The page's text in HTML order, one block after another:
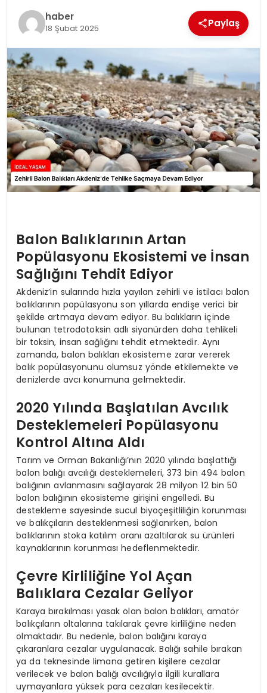
haber
18 Şubat 2025 Paylaş
Balon Balıklarının Artan
Popülasyonu Ekosistemi ve İnsan
Sağlığını Tehdit Ediyor
Akdeniz’in sularında hızla yayılan zehirli ve istilacı balon
balıklarının popülasyonu son yıllarda endişe verici bir
şekilde artmaya devam ediyor. Bu balıkların içinde
bulunan tetrodotoksin adlı siyanürden daha tehlikeli
bir toksin, insan sağlığını tehdit etmektedir. Aynı
zamanda, balon balıkları ekosisteme zarar vererek
balık popülasyonunu olumsuz yönde etkilemekte ve
denizlerde avcı konumuna gelmektedir.
2020 Yılında Başlatılan Avcılık
Desteklemeleri Popülasyonu
Kontrol Altına Aldı
Tarım ve Orman Bakanlığı’nın 2020 yılında başlattığı
balon balığı avcılığı desteklemeleri, 373 bin 494 balon
balığının avlanmasını sağlayarak 28 milyon 12 bin 50
balon balığının ekosisteme girişini engelledi. Bu
destekleme sayesinde sucul biyoçeşitliliğin korunması
ve balıkçıların desteklenmesi sağlanırken, balon
balıklarının stoka katılım oranı azaltılarak su ürünleri
kaynaklarının korunması hedeflenmektedir.
Çevre Kirliliğine Yol Açan
Balıklara Cezalar Geliyor
Karaya bırakılması yasak olan balon balıkları, amatör
balıkçıların oltalarına takılarak çevre kirliliğine neden
olmaktadır. Bu nedenle, balon balığını karaya
çıkaranlara cezalar uygulanacak. Balığı sahile bırakan
ya da teknesinde limana getiren kişilere cezalar
verilecek ve balon balığı avcılığıyla ilgili kurallara
uymayanlara yüksek para cezaları kesilecektir.